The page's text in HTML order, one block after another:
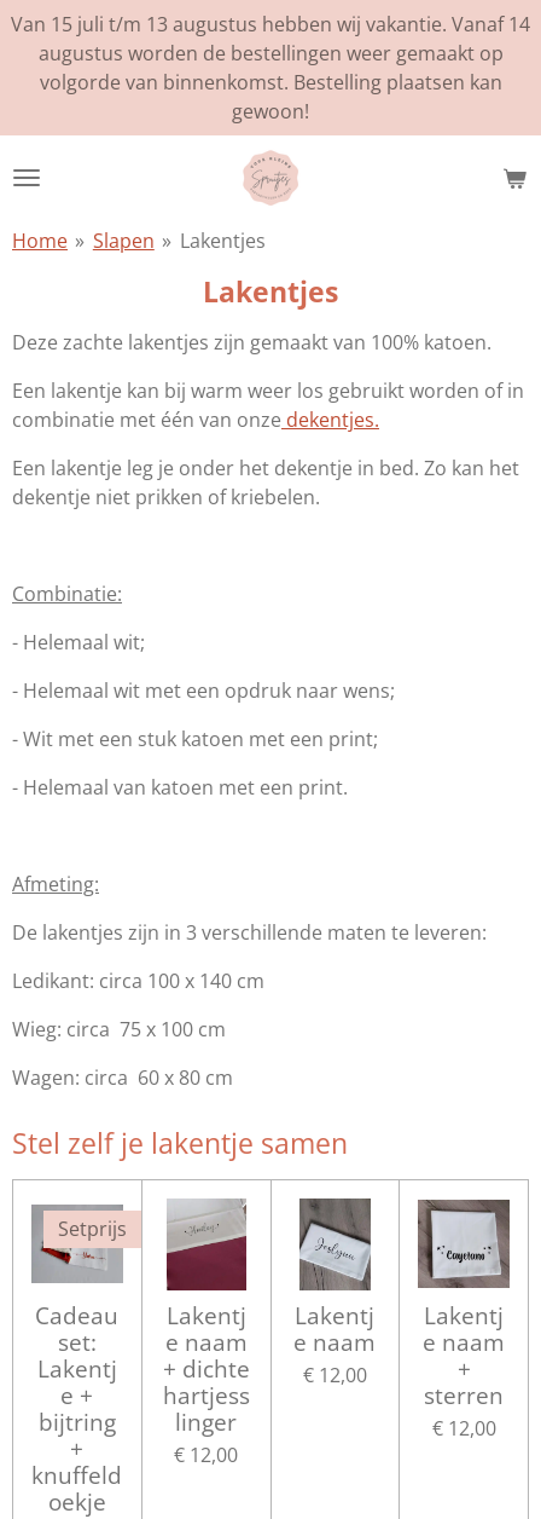
Ga
direct
naar
hoofdinhoud
Van 15 juli t/m 13 augustus hebben wij vakantie. Vanaf 14
augustus worden de bestellingen weer gemaakt op
volgorde van binnenkomst. Bestelling plaatsen kan
gewoon!
Home » Slapen » Lakentjes
Lakentjes
Deze zachte lakentjes zijn gemaakt van 100% katoen.
Een lakentje kan bij warm weer los gebruikt worden of in
combinatie met één van onze dekentjes.
Een lakentje leg je onder het dekentje in bed. Zo kan het
dekentje niet prikken of kriebelen.
Combinatie:
- Helemaal wit;
- Helemaal wit met een opdruk naar wens;
- Wit met een stuk katoen met een print;
- Helemaal van katoen met een print.
Afmeting:
De lakentjes zijn in 3 verschillende maten te leveren:
Ledikant: circa 100 x 140 cm
Wieg: circa 75 x 100 cm
Wagen: circa 60 x 80 cm
Stel zelf je lakentje samen
Setprijs
Cadeau
set:
Lakentj
e +
bijtring
+
knuffeld
oekje
Lakentj
e naam
+ dichte
hartjess
linger
€ 12,00
Lakentj
e naam
€ 12,00
Lakentj
e naam
+
sterren
€ 12,00